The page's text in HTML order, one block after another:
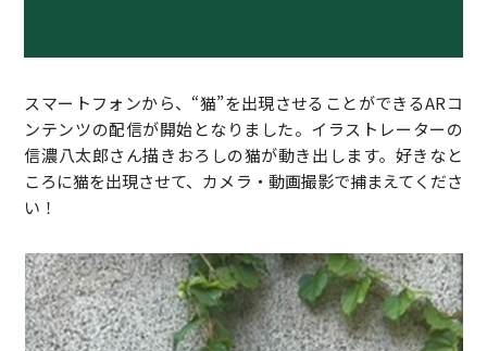
スマートフォンから、“猫”を出現させることができるARコ
ンテンツの配信が開始となりました。イラストレーターの
信濃八太郎さん描きおろしの猫が動き出します。好きなと
ころに猫を出現させて、カメラ・動画撮影で捕まえてくださ
い！